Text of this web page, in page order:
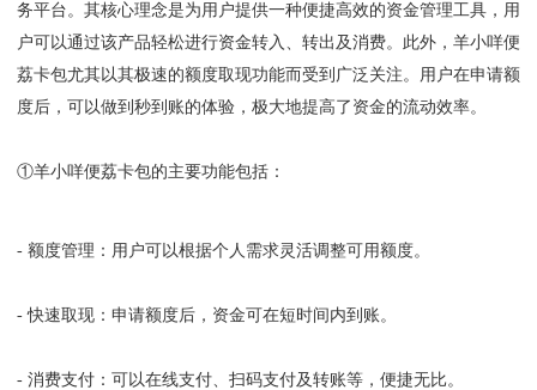
务平台。其核心理念是为用户提供一种便捷高效的资金管理工具，用
户可以通过该产品轻松进行资金转入、转出及消费。此外，羊小咩便
荔卡包尤其以其极速的额度取现功能而受到广泛关注。用户在申请额
度后，可以做到秒到账的体验，极大地提高了资金的流动效率。
①羊小咩便荔卡包的主要功能包括：
- 额度管理：用户可以根据个人需求灵活调整可用额度。
- 快速取现：申请额度后，资金可在短时间内到账。
- 消费支付：可以在线支付、扫码支付及转账等，便捷无比。